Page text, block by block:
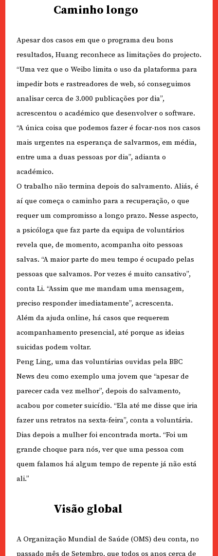
Caminho longo
Apesar dos casos em que o programa deu bons
resultados, Huang reconhece as limitações do projecto.
“Uma vez que o Weibo limita o uso da plataforma para
impedir bots e rastreadores de web, só conseguimos
analisar cerca de 3.000 publicações por dia”,
acrescentou o académico que desenvolver o software.
“A única coisa que podemos fazer é focar-nos nos casos
mais urgentes na esperança de salvarmos, em média,
entre uma a duas pessoas por dia”, adianta o
académico.
O trabalho não termina depois do salvamento. Aliás, é
aí que começa o caminho para a recuperação, o que
requer um compromisso a longo prazo. Nesse aspecto,
a psicóloga que faz parte da equipa de voluntários
revela que, de momento, acompanha oito pessoas
salvas. “A maior parte do meu tempo é ocupado pelas
pessoas que salvamos. Por vezes é muito cansativo”,
conta Li. “Assim que me mandam uma mensagem,
preciso responder imediatamente”, acrescenta.
Além da ajuda online, há casos que requerem
acompanhamento presencial, até porque as ideias
suicidas podem voltar.
Peng Ling, uma das voluntárias ouvidas pela BBC
News deu como exemplo uma jovem que “apesar de
parecer cada vez melhor”, depois do salvamento,
acabou por cometer suicídio. “Ela até me disse que iria
fazer uns retratos na sexta-feira”, conta a voluntária.
Dias depois a mulher foi encontrada morta. “Foi um
grande choque para nós, ver que uma pessoa com
quem falamos há algum tempo de repente já não está
ali.”
Visão global
A Organização Mundial de Saúde (OMS) deu conta, no
passado mês de Setembro, que todos os anos cerca de